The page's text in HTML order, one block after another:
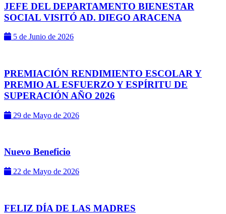
JEFE DEL DEPARTAMENTO BIENESTAR
SOCIAL VISITÓ AD. DIEGO ARACENA
5 de Junio de 2026
PREMIACIÓN RENDIMIENTO ESCOLAR Y
PREMIO AL ESFUERZO Y ESPÍRITU DE
SUPERACIÓN AÑO 2026
29 de Mayo de 2026
Nuevo Beneficio
22 de Mayo de 2026
FELIZ DÍA DE LAS MADRES